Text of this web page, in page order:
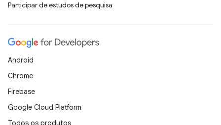
Participar de estudos de pesquisa
Android
Chrome
Firebase
Google Cloud Platform
Todos os produtos